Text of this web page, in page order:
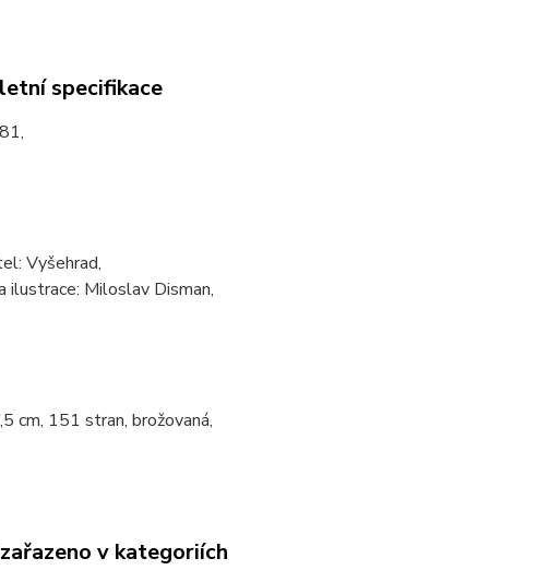
specifikace
Vyšehrad,
ilustrace: Miloslav Disman,
cm, 151 stran, brožovaná,
v kategoriích